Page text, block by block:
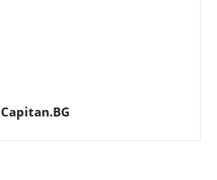
Capitan.BG